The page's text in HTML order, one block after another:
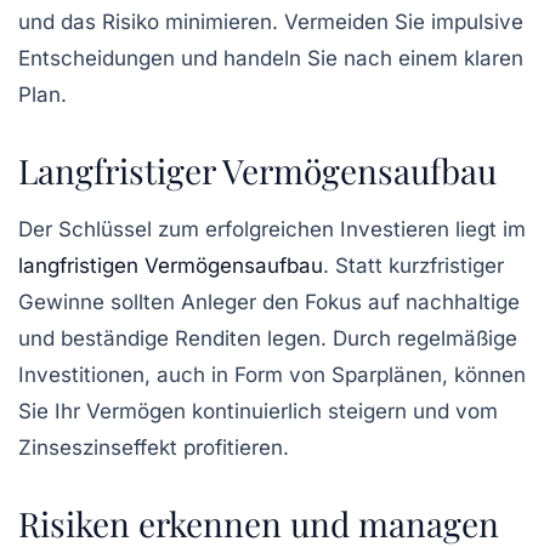
und das Risiko minimieren. Vermeiden Sie impulsive
Entscheidungen und handeln Sie nach einem klaren
Plan.
Langfristiger Vermögensaufbau
Der Schlüssel zum erfolgreichen Investieren liegt im
langfristigen Vermögensaufbau. Statt kurzfristiger
Gewinne sollten Anleger den Fokus auf nachhaltige
und beständige Renditen legen. Durch regelmäßige
Investitionen, auch in Form von Sparplänen, können
Sie Ihr Vermögen kontinuierlich steigern und vom
Zinseszinseffekt profitieren.
Risiken erkennen und managen